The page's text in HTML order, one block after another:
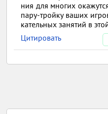
ния для многих
пару-тройку ваших
кательных занятий в
Цитировать